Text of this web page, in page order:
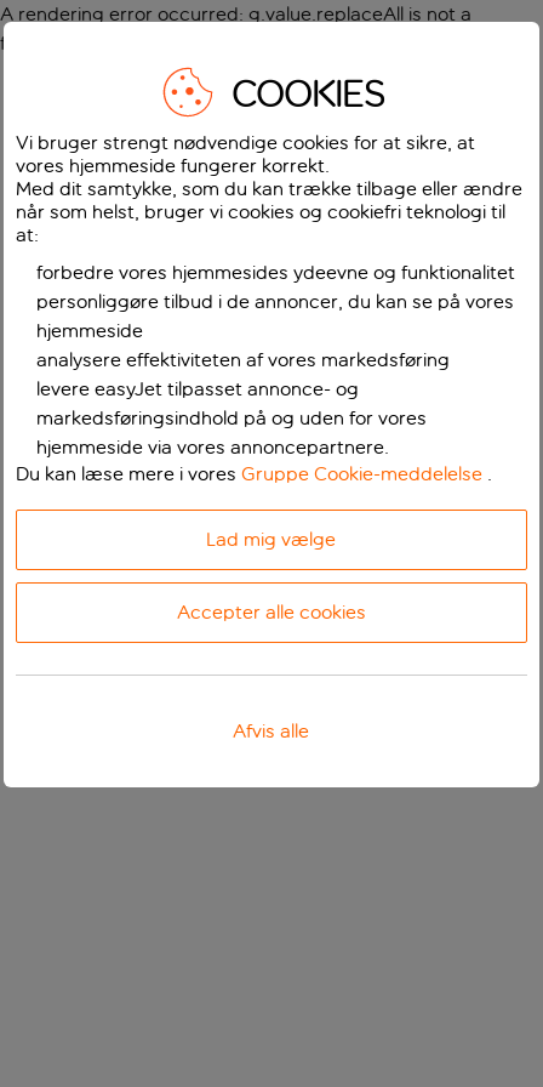
A rendering error occurred: g.value.replaceAll is not a
function
COOKIES
Vi bruger strengt nødvendige cookies for at sikre, at
vores hjemmeside fungerer korrekt.
Med dit samtykke, som du kan trække tilbage eller ændre
når som helst, bruger vi cookies og cookiefri teknologi til
at:
forbedre vores hjemmesides ydeevne og funktionalitet
personliggøre tilbud i de annoncer, du kan se på vores
hjemmeside
analysere effektiviteten af vores markedsføring
levere easyJet tilpasset annonce- og
markedsføringsindhold på og uden for vores
hjemmeside via vores annoncepartnere.
Du kan læse mere i voresGruppe Cookie-meddelelse .
Lad mig vælge
Accepter alle cookies
Afvis alle